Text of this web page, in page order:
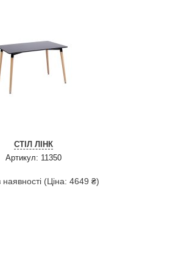
СТІЛ ЛІНК
Артикул: 11350
(Ціна: 4649 ₴)